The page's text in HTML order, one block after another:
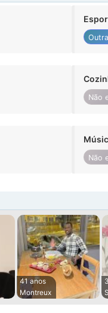
Não
Não
41 anos
Montreux